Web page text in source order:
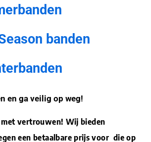
banden
en ga veilig op weg!
met vertrouwen! Wij bieden
een betaalbare prijs voor die op